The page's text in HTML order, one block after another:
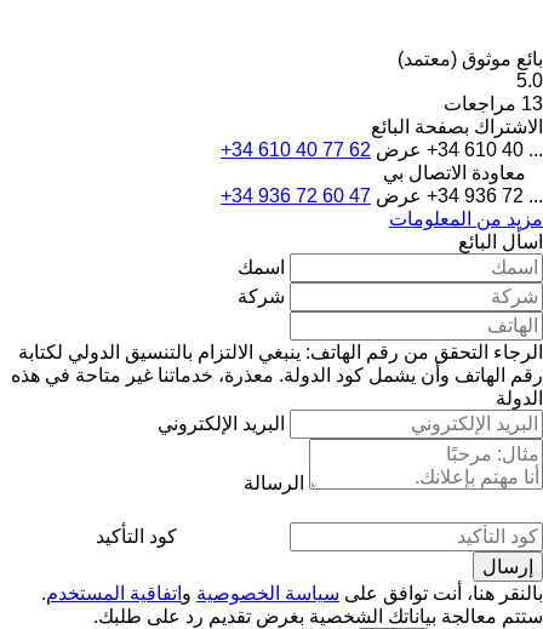
بائع موثوق (معتمد)
5.0
13 مراجعات
الاشتراك بصفحة البائع
+34 610 40 ... عرض +34 610 40 77 62
معاودة الاتصال بي
+34 936 72 ... عرض +34 936 72 60 47
مزيد من المعلومات
اسأل البائع
اسمك
شركة
الرجاء التحقق من رقم الهاتف: ينبغي الالتزام بالتنسيق الدولي لكتابة
رقم الهاتف وأن يشمل كود الدولة. معذرة، خدماتنا غير متاحة في هذه
الدولة
البريد الإلكتروني
الرسالة
كود التأكيد
بالنقر هنا، أنت توافق على سياسة الخصوصية و اتفاقية المستخدم.
ستتم معالجة بياناتك الشخصية بغرض تقديم رد على طلبك.